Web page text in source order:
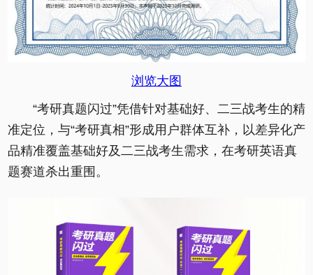
浏览大图
“考研真题闪过”凭借针对基础好、二三战考生的精
准定位，与“考研真相”形成用户群体互补，以差异化产
品精准覆盖基础好及二三战考生需求，在考研英语真
题赛道杀出重围。